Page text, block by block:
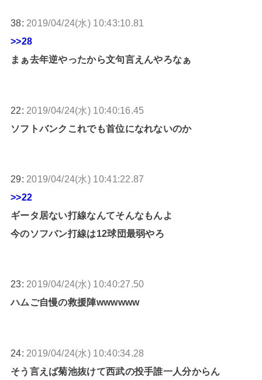
38: 2019/04/24(水) 10:43:10.81
>>28
まぁ去年逆やったから文句言えんやろなぁ
22: 2019/04/24(水) 10:40:16.45
ソフトバンクこれでも首位になれないのか
29: 2019/04/24(水) 10:41:22.87
>>22
ギータ居ない打線なんてそんなもんよ
今のソフバン打線は12球団最弱やろ
23: 2019/04/24(水) 10:40:27.50
ハムご自慢の救援陣wwwwww
24: 2019/04/24(水) 10:40:34.28
そう言えば菊池抜けて西武の投手誰一人分からん